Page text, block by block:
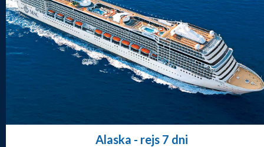
Alaska - rejs 7 dni